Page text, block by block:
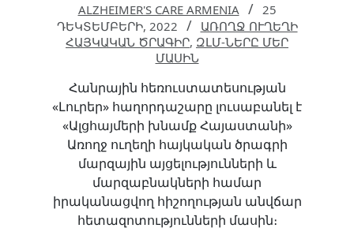
ALZHEIMER'S CARE ARMENIA
25
ԴԵԿՏԵՄԲԵՐԻ, 2022
ԱՌՈՂՋ ՈՒՂԵՂԻ
ՀԱՅԿԱԿԱՆ ԾՐԱԳԻՐ, ԶԼՄ-ՆԵՐԸ ՄԵՐ
ՄԱՍԻՆ
Հանրային հեռուստատեսության
«Լուրեր» հաղորդաշարը լուսաբանել է
«Ալցհայմերի խնամք Հայաստանի»
Առողջ ուղեղի հայկական ծրագրի
մարզային այցելությունների և
մարզաբնակների համար
իրականացվող հիշողության անվճար
հետազոտությունների մասին։